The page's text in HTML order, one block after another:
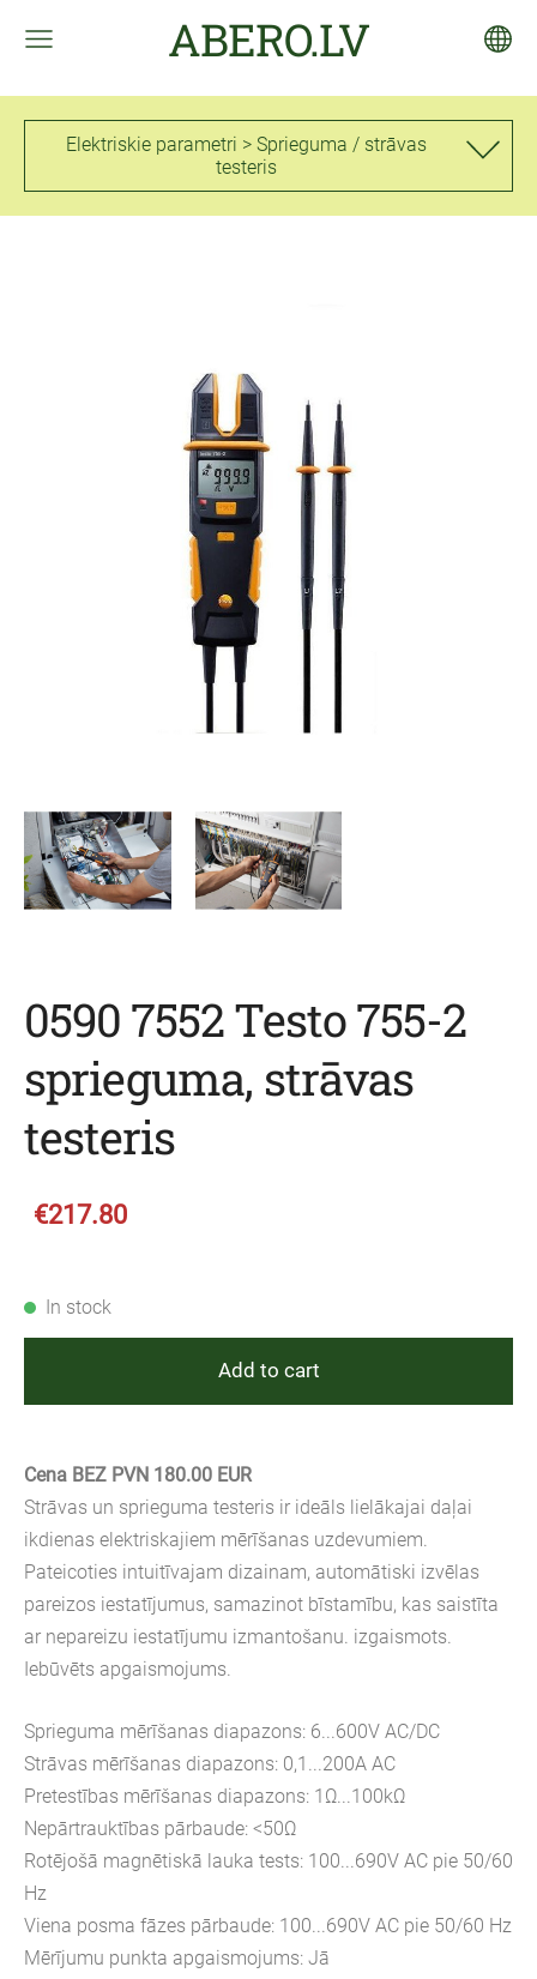
ABERO.LV
Elektriskie parametri > Sprieguma / strāvas
testeris
0590 7552 Testo 755-2
sprieguma, strāvas
testeris
€217.80
In stock
Add to cart
Cena BEZ PVN 180.00 EUR
Strāvas un sprieguma testeris ir ideāls lielākajai daļai
ikdienas elektriskajiem mērīšanas uzdevumiem.
Pateicoties intuitīvajam dizainam, automātiski izvēlas
pareizos iestatījumus, samazinot bīstamību, kas saistīta
ar nepareizu iestatījumu izmantošanu. izgaismots.
Iebūvēts apgaismojums.
Sprieguma mērīšanas diapazons: 6...600V AC/DC
Strāvas mērīšanas diapazons: 0,1...200A AC
Pretestības mērīšanas diapazons: 1Ω...100kΩ
Nepārtrauktības pārbaude: <50Ω
Rotējošā magnētiskā lauka tests: 100...690V AC pie 50/60
Hz
Viena posma fāzes pārbaude: 100...690V AC pie 50/60 Hz
Mērījumu punkta apgaismojums: Jā